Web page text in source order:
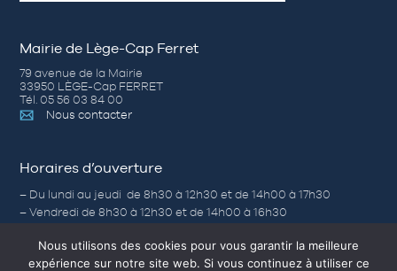
Mairie de Lège-Cap Ferret
79 avenue de la Mairie
33950 LÈGE-Cap FERRET
Tél. 05 56 03 84 00
Nous contacter
Horaires d’ouverture
– Du lundi au jeudi de 8h30 à 12h30 et de 14h00 à 17h30
– Vendredi de 8h30 à 12h30 et de 14h00 à 16h30
Nous utilisons des cookies pour vous garantir la meilleure
expérience sur notre site web. Si vous continuez à utiliser ce